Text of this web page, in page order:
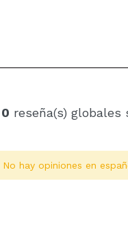
0 reseña(s)
No hay opiniones en